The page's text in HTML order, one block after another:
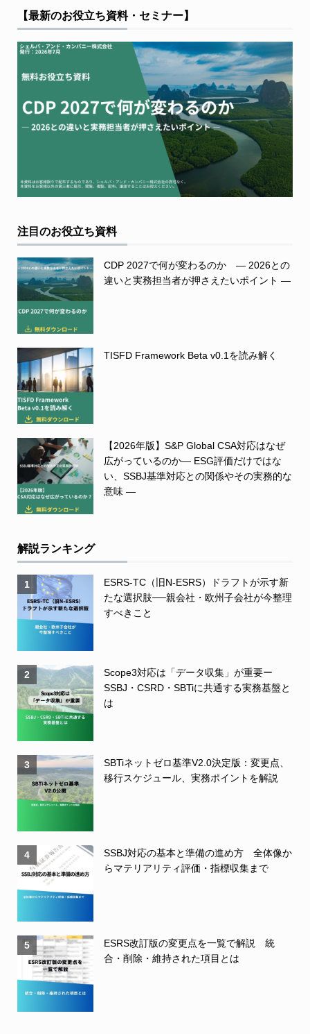
【最新のお役立ち資料・セミナー】
注目のお役立ち資料
CDP 2027で何が変わるのか ― 2026との
違いと実務担当者が押さえたいポイント ―
TISFD Framework Beta v0.1を読み解く
【2026年版】S&P Global CSA対応はなぜ
広がっているのか― ESG評価だけではな
い、SSBJ基準対応との関係やその実務的な
意味 ―
解説ランキング
1
ESRS-TC（旧N-ESRS）ドラフトが示す新
たな選択肢──親会社・欧州子会社が今整理
すべきこと
2
Scope3対応は「データ収集」が重要ー
SSBJ・CSRD・SBTiに共通する実務基盤と
は
3
SBTiネットゼロ基準V2.0決定版：変更点、
移行スケジュール、実務ポイントを解説
4
SSBJ対応の基本と準備の進め方 全体像か
らマテリアリティ評価・指標収集まで
5
ESRS改訂版の変更点を一覧で解説 統
合・削除・維持された項目とは